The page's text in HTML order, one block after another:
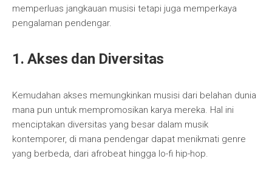
memperluas jangkauan musisi tetapi juga memperkaya
pengalaman pendengar.
1. Akses dan Diversitas
Kemudahan akses memungkinkan musisi dari belahan dunia
mana pun untuk mempromosikan karya mereka. Hal ini
menciptakan diversitas yang besar dalam musik
kontemporer, di mana pendengar dapat menikmati genre
yang berbeda, dari afrobeat hingga lo-fi hip-hop.